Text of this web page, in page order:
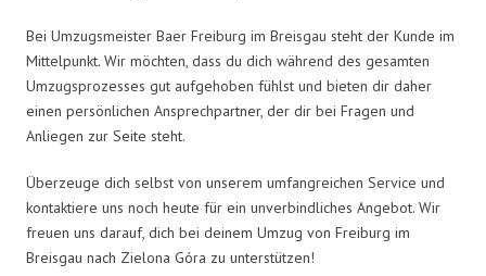
Bei Umzugsmeister Baer Freiburg im Breisgau steht der Kunde im
Mittelpunkt. Wir möchten, dass du dich während des gesamten
Umzugsprozesses gut aufgehoben fühlst und bieten dir daher
einen persönlichen Ansprechpartner, der dir bei Fragen und
Anliegen zur Seite steht.
Überzeuge dich selbst von unserem umfangreichen Service und
kontaktiere uns noch heute für ein unverbindliches Angebot. Wir
freuen uns darauf, dich bei deinem Umzug von Freiburg im
Breisgau nach Zielona Góra zu unterstützen!